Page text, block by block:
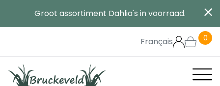
naar
gaan
Groot assortiment Dahlia's in voorraad.
Français 0
Main